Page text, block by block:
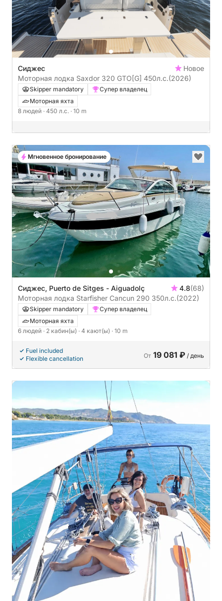
Сиджес
Новое
Моторная лодка Saxdor 320 GTO[G] 450л.с.(2026)
Skipper mandatory
Супер владелец
Моторная яхта
8 людей · 450 л.с. · 10 m
Сиджес, Puerto de Sitges - Aiguadolç 4.8(68)
Моторная лодка Starfisher Cancun 290 350л.с.(2022)
Skipper mandatory
Супер владелец
Моторная яхта
6 людей · 2 кабин(ы) · 4 кают(ы) · 10 m
Fuel included
Flexible cancellation
От 19 081 ₽ / день
Мгновенное бронирование